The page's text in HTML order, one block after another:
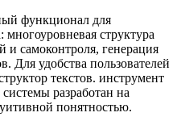
функционал для
многоуровневая структура
и самоконтроля, генерация
Для удобства пользователей
текстов. инструмент
разработан на
понятностью.